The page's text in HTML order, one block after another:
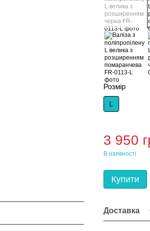
Розмір
L
3 950
В наявності
Купити
Доставка